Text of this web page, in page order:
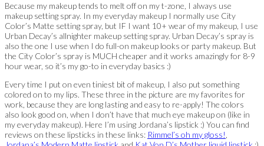
Because my makeup tends to melt off on my t-zone, I always use
makeup setting spray. In my everyday makeup I normally use City
Color’s Matte setting spray, but IF I want 10+ wear of my makeup, I use
Urban Decay’s allnighter makeup setting spray. Urban Decay’s spray is
also the one I use when I do full-on makeup looks or party makeup. But
the City Color’s spray is MUCH cheaper and it works amazingly for 8-9
hour wear, so it’s my go-to in everyday basics :)
Every time I put on even tiniest bit of makeup, I also put something
colored on to my lips. These three in the picture are my favorites for
work, because they are long lasting and easy to re-apply! The colors
also look good on, when I don’t have that much eye makeup on (like in
my everyday makeup). Here I’m using Jordana’s lipstick :) You can find
reviews on these lipsticks in these links: Rimmel’s oh my gloss!